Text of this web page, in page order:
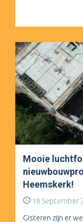
Mooie
Heemskerk!
18 September
Gisteren zijn er